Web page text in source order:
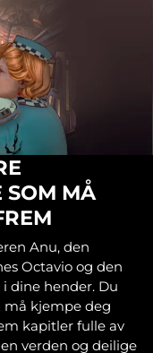
SOM MÅ
Anu, den
Octavio og den
dine hender. Du
må kjempe deg
kapitler fulle av
verden og deilige